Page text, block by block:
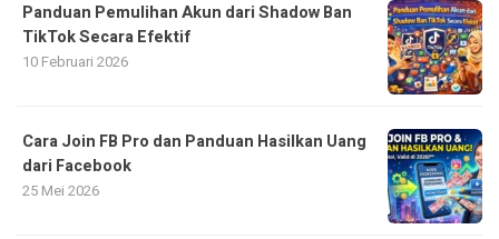
Panduan Pemulihan Akun dari Shadow Ban
TikTok Secara Efektif
10 Februari 2026
Cara Join FB Pro dan Panduan Hasilkan Uang
dari Facebook
25 Mei 2026